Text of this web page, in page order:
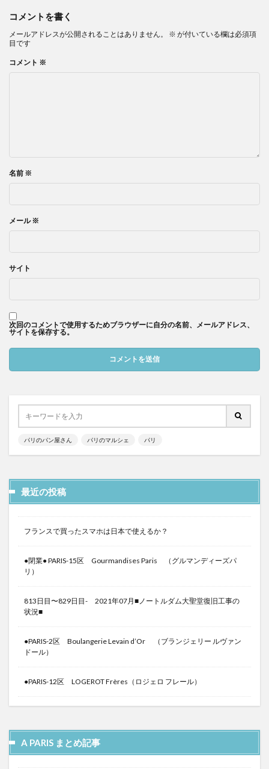
コメントを書く
メールアドレスが公開されることはありません。 ※ が付いている欄は必須項
目です
コメント ※
名前 ※
メール※
サイト
次回のコメントで使用するためブラウザーに自分の名前、メールアドレス、
サイトを保存する。
パリのパン屋さん パリのマルシェ パリ
最近の投稿
フランスで買ったスマホは日本で使えるか？
●閉業● PARIS-15区 Gourmandises Paris （グルマンディーズパ
リ）
813日目〜829日目- 2021年07月■ノートルダム大聖堂復旧工事の
状況■
●PARIS-2区 Boulangerie Levain d’Or （ブランジェリー ルヴァン
ドール）
●PARIS-12区 LOGEROT Frères（ロジェロ フレール）
A PARIS まとめ記事